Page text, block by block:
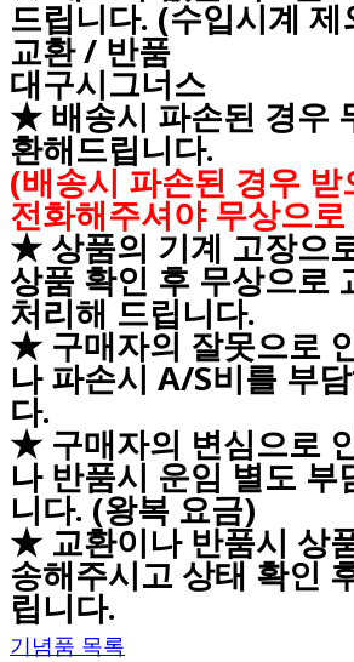
드립니다. (수입시계 제
교환 / 반품
대구시그너스
★ 배송시 파손된 경우
환해드립니다.
(배송시 파손된 경우
전화해주셔야 무상으
★ 상품의 기계 고장으
상품 확인 후 무상으로
처리해 드립니다.
★ 구매자의 잘못으로
나 파손시 A/S비를 부
다.
★ 구매자의 변심으로
나 반품시 운임 별도 부
니다. (왕복 요금)
★ 교환이나 반품시 상
송해주시고 상태 확인
립니다.
기념품 목록